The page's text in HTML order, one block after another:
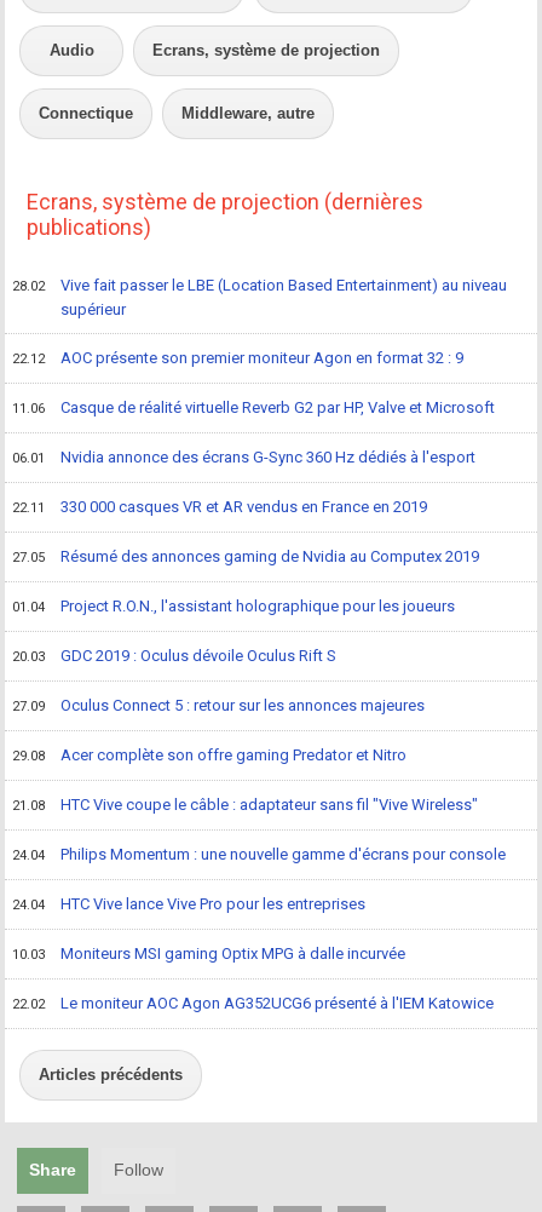
Audio Ecrans, système de projection
Connectique Middleware, autre
Ecrans, système de projection (dernières
publications)
28.02
Vive fait passer le LBE (Location Based Entertainment) au niveau
supérieur
22.12 AOC présente son premier moniteur Agon en format 32 : 9
11.06 Casque de réalité virtuelle Reverb G2 par HP, Valve et Microsoft
06.01 Nvidia annonce des écrans G-Sync 360 Hz dédiés à l'esport
22.11 330 000 casques VR et AR vendus en France en 2019
27.05 Résumé des annonces gaming de Nvidia au Computex 2019
01.04 Project R.O.N., l'assistant holographique pour les joueurs
20.03 GDC 2019 : Oculus dévoile Oculus Rift S
27.09 Oculus Connect 5 : retour sur les annonces majeures
29.08 Acer complète son offre gaming Predator et Nitro
21.08 HTC Vive coupe le câble : adaptateur sans fil "Vive Wireless"
24.04 Philips Momentum : une nouvelle gamme d'écrans pour console
24.04 HTC Vive lance Vive Pro pour les entreprises
10.03 Moniteurs MSI gaming Optix MPG à dalle incurvée
22.02 Le moniteur AOC Agon AG352UCG6 présenté à l'IEM Katowice
Articles précédents
Share Follow